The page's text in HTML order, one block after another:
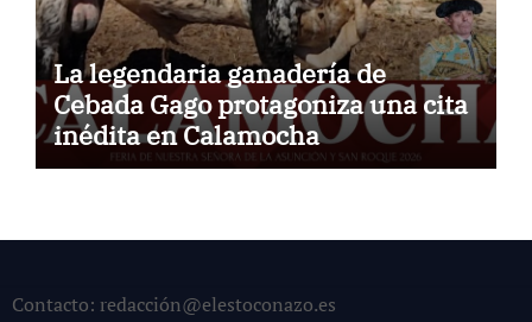
La legendaria ganadería de
Cebada Gago protagoniza una cita
inédita en Calamocha
Contacto: redacción@elestoconazo.es